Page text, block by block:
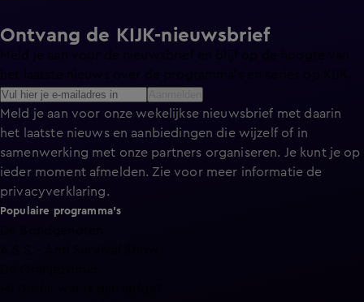
Ontvang de KIJK-nieuwsbrief
Meld je aan voor onze wekelijkse nieuwsbrief met daarin
het laatste nieuws en aanbiedingen die wijzelf of in
samenwerking met onze partners organiseren. Je kunt je op
ieder moment afmelden. Zie voor meer informatie de
privacyverklaring.
Populaire programma's